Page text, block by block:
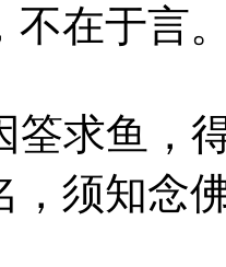
在于言。
筌求鱼，
，须知念